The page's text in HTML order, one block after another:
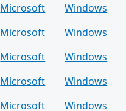
Microsoft
Windows
Microsoft
Windows
Microsoft
Windows
Microsoft
Windows
Microsoft
Windows